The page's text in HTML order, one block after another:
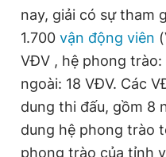
Giấy phép xuất bản số 110/
© 2003-2026 Bản quyền
chép dưới mọi hình thức
bản. Phát triển bởi ePi
nay, giải có sự tham
1.700 vận động viên
VĐV , hệ phong trào:
ngoài: 18 VĐV. Các
dung thi đấu, gồm 8
dung hệ phong trào
phong trào của tỉnh